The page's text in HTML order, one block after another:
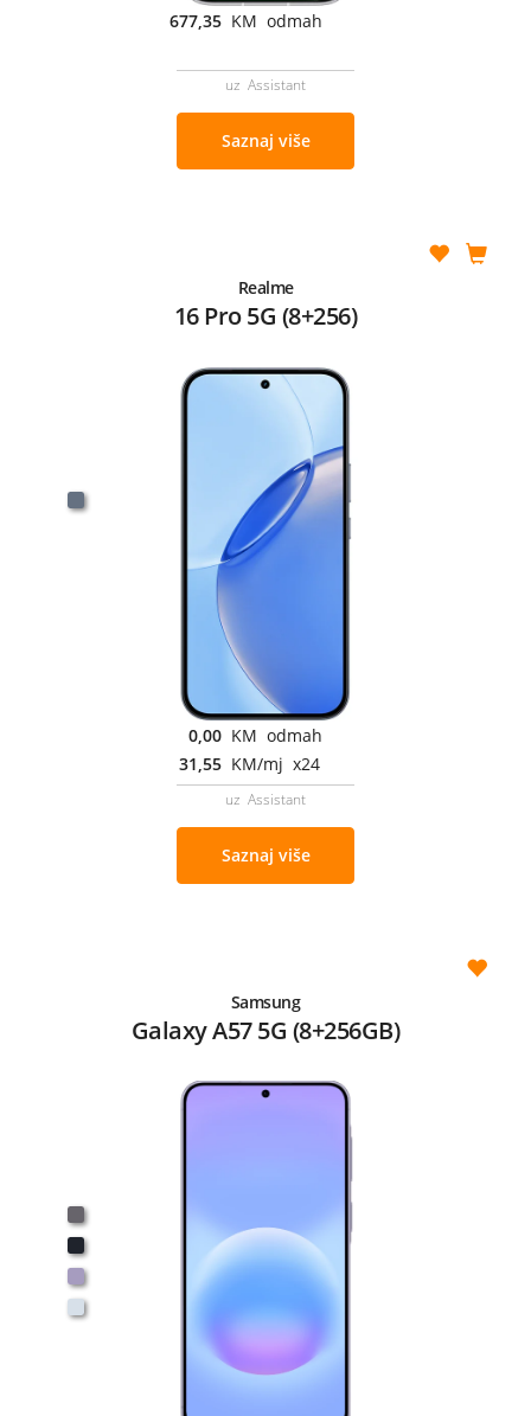
677,35 KM odmah
uz Assistant
Saznaj više
Realme
16 Pro 5G (8+256)
0,00 KM odmah
31,55 KM/mj x24
uz Assistant
Saznaj više
Samsung
Galaxy A57 5G (8+256GB)